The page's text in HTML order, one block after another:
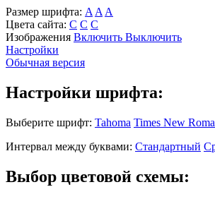
Размер шрифта: A A A
Цвета сайта: С С С
Изображения Включить Выключить
Настройки
Обычная версия
Настройки шрифта:
Выберите шрифт: Tahoma Times New
Интервал между буквами: Стандартный
Выбор цветовой схемы: